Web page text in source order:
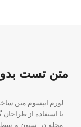
متن تست
لورم ایپسوم متن
با استفاده از
مجله در ستون و